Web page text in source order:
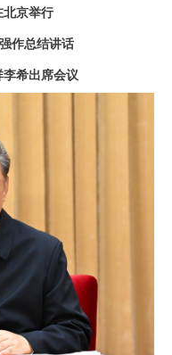
京举行
作总结讲话
希出席会议